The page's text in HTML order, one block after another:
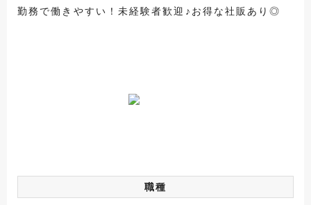
勤務で働きやすい！未経験者歓迎♪お得な社販あり◎
職種